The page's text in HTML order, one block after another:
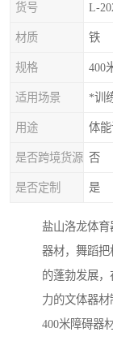
货号 L-
材质 铁
规格 400
适用场景 *训
用途 体
是否跨境货源 否
是否定制 是
盐山洛龙体
器材，舞蹈
的蓬勃发展
力的文体器材
400米障碍器